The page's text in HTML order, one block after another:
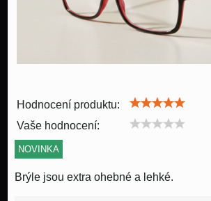
Hodnocení produktu:
Vaše hodnocení:
NOVINKA
Brýle jsou extra ohebné a lehké.